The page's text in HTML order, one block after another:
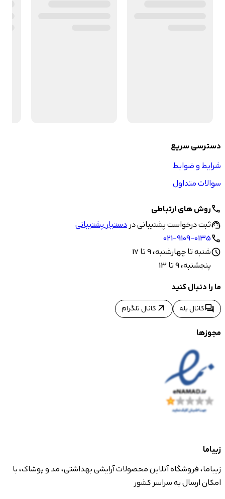
دسترسی سریع
شرایط و ضوابط
سوالات متداول
callروش های ارتباطی
support_agentثبت درخواست پشتیبانی دردستیار پشتیبانی
call
021-9109-0135
scheduleشنبه تا چهارشنبه، 9 تا 17
پنجشنبه، 9 تا 13
ما را دنبال کنید
forumکانال بله arrow_outward کانال تلگرام
مجوزها
زیباما
زیباما، فروشگاه آنلاین محصولات آرایشی بهداشتی، مد و پوشاک، با
امکان ارسال به سراسر کشور